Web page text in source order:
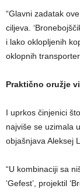
“Glavni zadatak
ciljeva.
i lako oklopljenih
oklopnih
Praktično oružje
I uprkos činjenici
najviše se uzimala
objašnjava Aleksej
“U kombinaciji sa
‘Gefest’, projektil